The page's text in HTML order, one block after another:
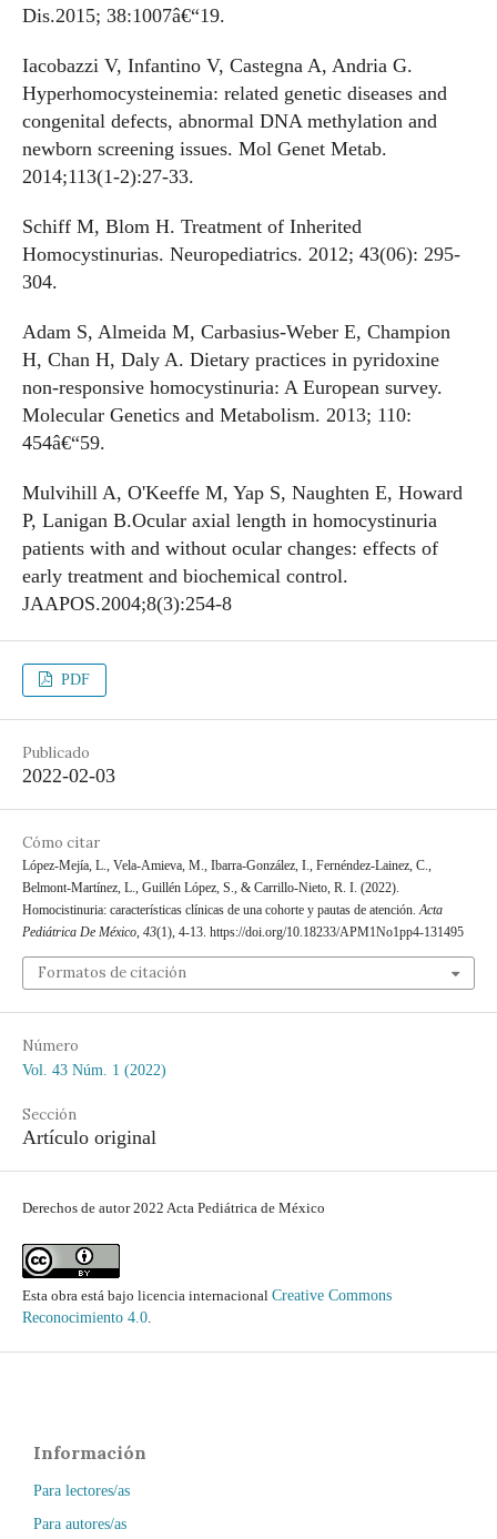
Dis.2015; 38:1007â€“19.
Iacobazzi V, Infantino V, Castegna A, Andria G.
Hyperhomocysteinemia: related genetic diseases and
congenital defects, abnormal DNA methylation and
newborn screening issues. Mol Genet Metab.
2014;113(1-2):27-33.
Schiff M, Blom H. Treatment of Inherited
Homocystinurias. Neuropediatrics. 2012; 43(06): 295-
304.
Adam S, Almeida M, Carbasius-Weber E, Champion
H, Chan H, Daly A. Dietary practices in pyridoxine
non-responsive homocystinuria: A European survey.
Molecular Genetics and Metabolism. 2013; 110:
454â€“59.
Mulvihill A, O'Keeffe M, Yap S, Naughten E, Howard
P, Lanigan B.Ocular axial length in homocystinuria
patients with and without ocular changes: effects of
early treatment and biochemical control.
JAAPOS.2004;8(3):254-8
PDF
Publicado
2022-02-03
Cómo citar
López-Mejía, L., Vela-Amieva, M., Ibarra-González, I., Fernéndez-Lainez, C.,
Belmont-Martínez, L., Guillén López, S., & Carrillo-Nieto, R. I. (2022).
Homocistinuria: características clínicas de una cohorte y pautas de atención. Acta
Pediátrica De México 43(1), 4-13. https://doi.org/10.18233/APM1No1pp4-131495
Formatos de citación
Número
Vol. 43 Núm. 1 (2022)
Sección
Artículo original
Derechos de autor 2022 Acta Pediátrica de México
Esta obra está bajo licencia internacional Creative Commons
Reconocimiento 4.0
Información
Para lectores/as
Para autores/as